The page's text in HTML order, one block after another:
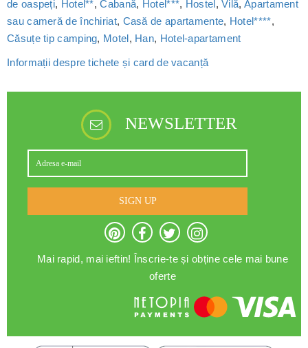
de oaspeți, Hotel**,Cabană, Hotel***, Hostel,Vilă, Apartament
sau cameră de închiriat, Casă de apartamente, Hotel****,
Căsuțe tip camping, Motel, Han, Hotel-apartament
Informații despre tichete și card de vacanță
NEWSLETTER
SIGN UP
Mai rapid, mai ieftin! Înscrie-te și obține cele mai bune
oferte